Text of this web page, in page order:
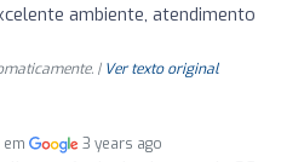
ambiente, atendimento
| Ver texto original
em 3 years ago